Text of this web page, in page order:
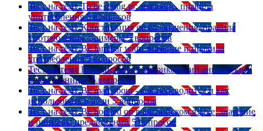
Тест на тему To be going to: значение, правила
употребления 5 вопросов
Тест на тему Конструкция go on: значения, правила
употребления, примеры 5 вопросов
Тест на тему Be familiar with: значение и правила
употребления 5 вопросов
Тест на тему Британский vs американский английский:
в чем разница? 5 вопросов
Тест на тему Be mad about - как переводится и как
использовать в речи 5 вопросов
Тест на тему Be hooked on в английском языке: значение
и примеры предложений 5 вопросов